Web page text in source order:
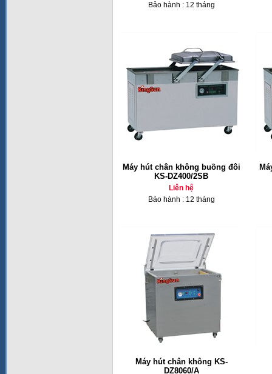
Bảo hành : 12 tháng
Máy hút chân không buồng đôi
KS-DZ400/2SB
Liên hệ
Bảo hành : 12 tháng
Máy hút chân không KS-
DZ8060/A